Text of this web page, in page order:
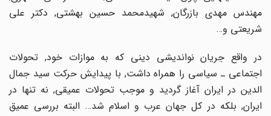
مهندس مهدى بازرگان, شهیدمحمد حسین بهشتى, دکتر على
شریعتى و…
در واقع جریان نواندیشى دینى که به موازات خود, تحولات
اجتماعى ـ سیاسى را همراه داشت, با پیدایش حرکت سید جمال
الدین در ایران آغاز گردید و موجب تحولات عمیقى, نه تنها در
ایران, بلکه در کل جهان عرب و اسلام شد… البته بررسى عمیق